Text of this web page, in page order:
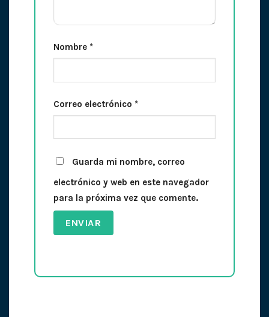
Nombre *
Correo electrónico *
Guarda mi nombre, correo
electrónico y web en este navegador
para la próxima vez que comente.